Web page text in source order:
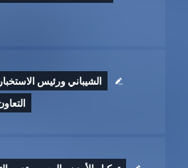
الشيباني ورئيس